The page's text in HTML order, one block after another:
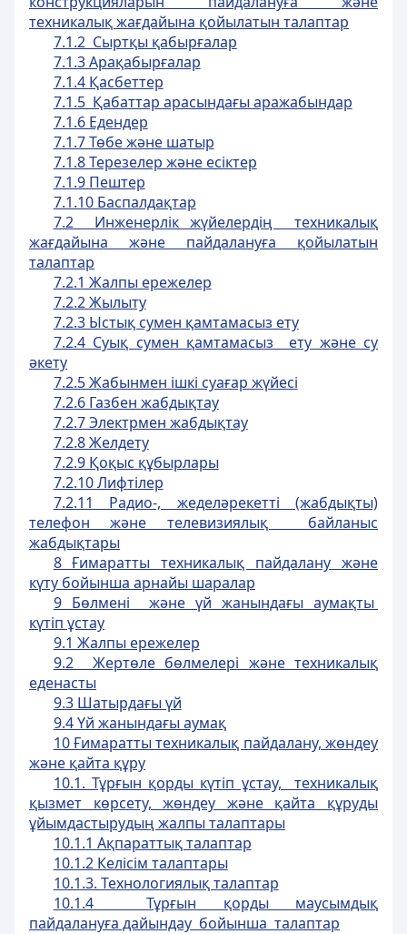
техникалық жағдайына қойылатын талаптар
7.1.2 Сыртқы қабырғалар
7.1.3 Арақабырғалар
7.1.4 Қасбеттер
7.1.5 Қабаттар арасындағы аражабындар
7.1.6 Едендер
7.1.7 Төбе және шатыр
7.1.8 Терезелер және есіктер
7.1.9 Пештер
7.1.10 Баспалдақтар
7.2 Инженерлік жүйелердің техникалық
жағдайына және пайдалануға қойылатын
талаптар
7.2.1 Жалпы ережелер
7.2.2 Жылыту
7.2.3 Ыстық сумен қамтамасыз ету
7.2.4 Суық сумен қамтамасыз ету және су
әкету
7.2.5 Жабынмен ішкі суағар жүйесі
7.2.6 Газбен жабдықтау
7.2.7 Электрмен жабдықтау
7.2.8 Желдету
7.2.9 Қоқыс құбырлары
7.2.10 Лифтілер
7.2.11 Радио-, жеделәрекетті (жабдықты)
телефон және телевизиялық байланыс
жабдықтары
8 Ғимаратты техникалық пайдалану және
күту бойынша арнайы шаралар
9 Бөлмені және үй жанындағы аумақты
күтіп ұстау
9.1 Жалпы ережелер
9.2 Жертөле бөлмелері және техникалық
еденасты
9.3 Шатырдағы үй
9.4 Үй жанындағы аумақ
10 Ғимаратты техникалық пайдалану, жөндеу
және қайта құру
10.1. Тұрғын қорды күтіп ұстау, техникалық
қызмет көрсету, жөндеу және қайта құруды
ұйымдастырудың жалпы талаптары
10.1.1 Ақпараттық талаптар
10.1.2 Келісім талаптары
10.1.3. Технологиялық талаптар
10.1.4 Тұрғын қорды маусымдық
пайдалануға дайындау бойынша талаптар